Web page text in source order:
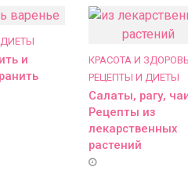
и
КРАСОТА И
РЕЦЕПТЫ И ДИЕТЫ
Салаты, рагу,
Рецепты из
лекарственных
растений